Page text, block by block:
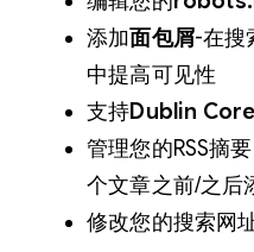
添加面包屑-在搜
中提高可见性
支持Dublin Core
管理您的RSS摘
个文章之前/之后
修改您的搜索网